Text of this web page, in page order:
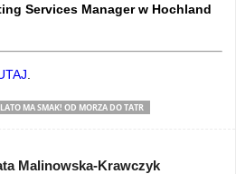
Services Manager w Hochland
LATO MA SMAK! OD MORZA DO TATR
Malinowska-Krawczyk